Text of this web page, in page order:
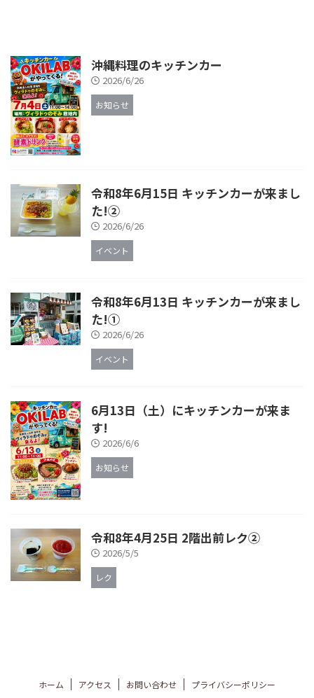
沖縄料理のキッチンカー
2026/6/26
お知らせ
令和8年6月15日 キッチンカーが来まし
た!②
2026/6/26
イベント
令和8年6月13日 キッチンカーが来まし
た!①
2026/6/26
イベント
6月13日（土）にキッチンカーが来ま
す!
2026/6/6
お知らせ
令和8年4月25日 2階出前レク②
2026/5/5
レク
ホーム アクセス お問い合わせ プライバシーポリシー